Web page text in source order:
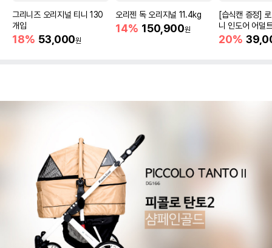
그리니즈 오리지널 티니 130
개입
18% 53,000원
오리젠 독 오리지널 11.4kg
14% 150,900원
[습식캔 증정]
니 인도어 어덜
건강
20%